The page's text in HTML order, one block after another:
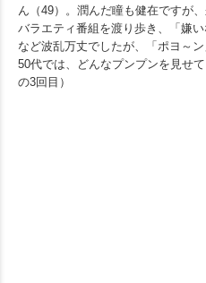
ん（49）。潤んだ瞳も健在ですが
バラエティ番組を渡り歩き、「嫌
など波乱万丈でしたが、「ポヨ～
50代では、どんなプンプンを見せ
の3回目）